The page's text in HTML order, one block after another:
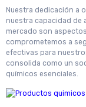
Nuestra dedicación a
nuestra capacidad de
mercado son
comprometemos a
efectivas para
consolida como un
químicos esenciales.